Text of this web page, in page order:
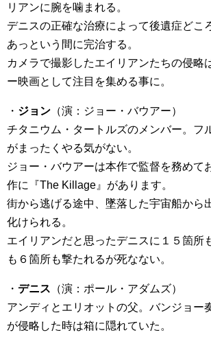
リアンに腕を噛まれる。
デニスの正確な治療によって後遺症どこ
あっという間に完治する。
カメラで撮影したエイリアンたちの侵略
ー映画として注目を集める事に。
・ ジョン （演：ジョー・バウアー）
チタニウム・タートルズのメンバー。フ
がまったくやる気がない。
ジョー・バウアーは本作で監督を務めて
作に『The Killage』があります。
街から逃げる途中、墜落した宇宙船から
化けられる。
エイリアンだと思ったデニスに１５箇所
も６箇所も撃たれるが死なない。
・ デニス （演：ポール・アダムズ）
アンディとエリオットの父。バンジョー
が侵略した時は箱に隠れていた。